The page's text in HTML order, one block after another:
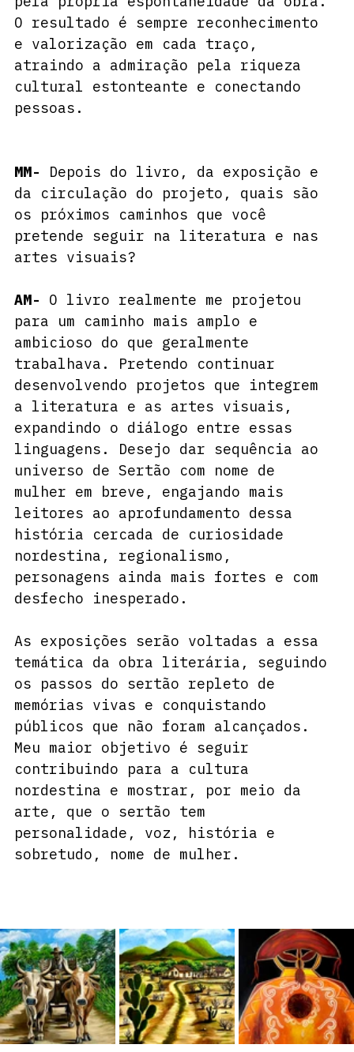
O resultado é sempre reconhecimento
e valorização em cada traço,
atraindo a admiração pela riqueza
cultural estonteante e conectando
pessoas.
MM- Depois do livro, da exposição e
da circulação do projeto, quais são
os próximos caminhos que você
pretende seguir na literatura e nas
artes visuais?
AM- O livro realmente me projetou
para um caminho mais amplo e
ambicioso do que geralmente
trabalhava. Pretendo continuar
desenvolvendo projetos que integrem
a literatura e as artes visuais,
expandindo o diálogo entre essas
linguagens. Desejo dar sequência ao
universo de Sertão com nome de
mulher em breve, engajando mais
leitores ao aprofundamento dessa
história cercada de curiosidade
nordestina, regionalismo,
personagens ainda mais fortes e com
desfecho inesperado.
As exposições serão voltadas a essa
temática da obra literária, seguindo
os passos do sertão repleto de
memórias vivas e conquistando
públicos que não foram alcançados.
Meu maior objetivo é seguir
contribuindo para a cultura
nordestina e mostrar, por meio da
arte, que o sertão tem
personalidade, voz, história e
sobretudo, nome de mulher.